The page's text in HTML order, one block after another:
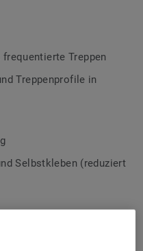
inspirierten Designs,
eine Ergänzung zu
darstellen.
Farben und Dekoren
eine
für mehr Sicherheit
. Ausgestattet mit
hohe Widerstandsfähigkeit
Treppen
Treppenprofile in
Selbstkleben (reduziert